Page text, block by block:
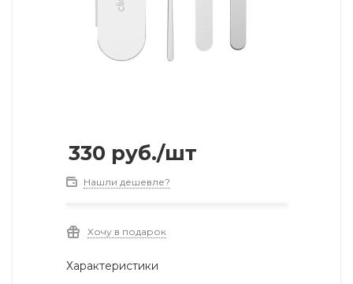
330 руб./шт
Нашли дешевле?
Хочу в подарок
Характеристики